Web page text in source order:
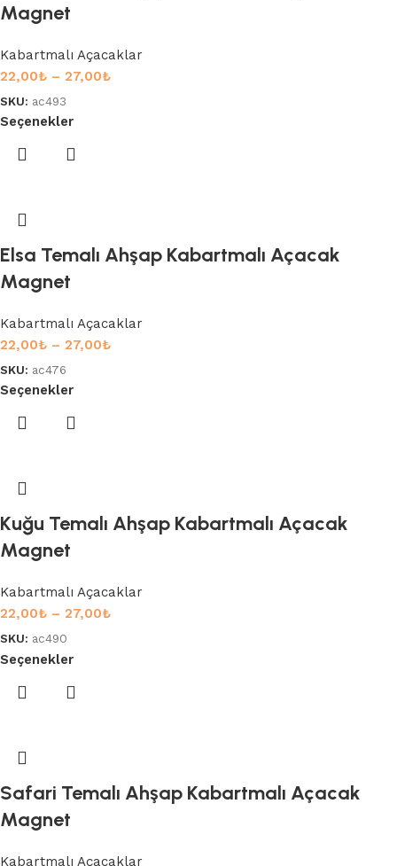
Magnet
Kabartmalı Açacaklar
22,00₺ – 27,00₺
SKU: ac493
Seçenekler
Elsa Temalı Ahşap Kabartmalı Açacak
Magnet
Kabartmalı Açacaklar
22,00₺ – 27,00₺
SKU: ac476
Seçenekler
Kuğu Temalı Ahşap Kabartmalı Açacak
Magnet
Kabartmalı Açacaklar
22,00₺ – 27,00₺
SKU: ac490
Seçenekler
Safari Temalı Ahşap Kabartmalı Açacak
Magnet
Kabartmalı Açacaklar